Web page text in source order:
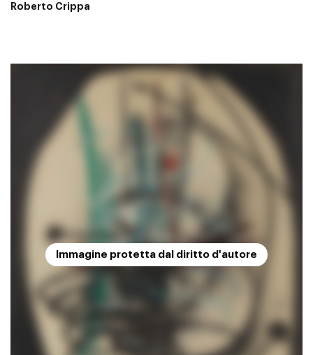
Roberto Crippa
Immagine protetta dal diritto d'autore